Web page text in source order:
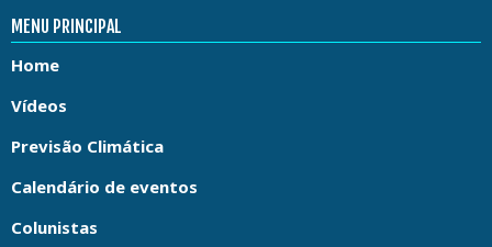
MENU PRINCIPAL
Home
Vídeos
Previsão Climática
Calendário de eventos
Colunistas